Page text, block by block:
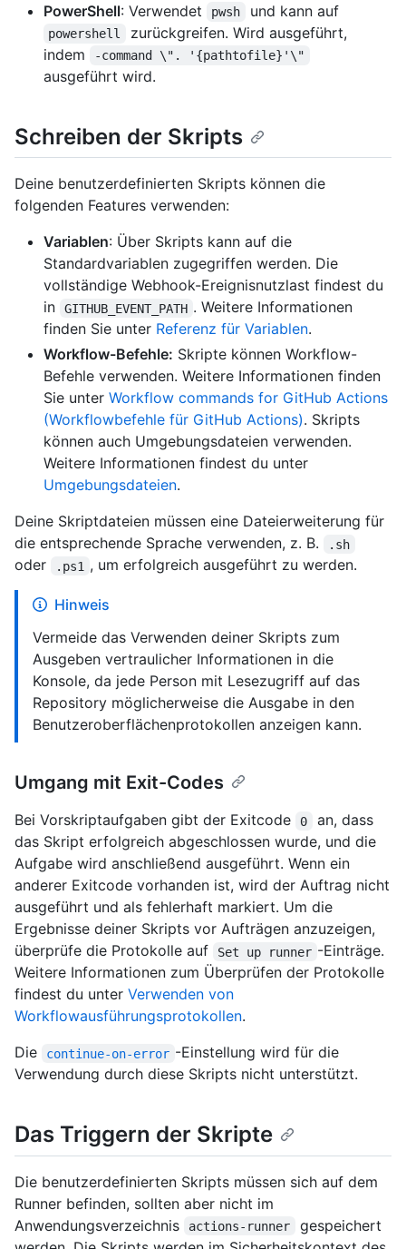
PowerShell: Verwendet pwsh und kann auf
powershell
zurückgreifen. Wird ausgeführt,
indem
-command \". '{pathtofile}'\"
ausgeführt wird.
Schreiben der Skripts
Deine benutzerdefinierten Skripts können die
folgenden Features verwenden:
Variablen: Über Skripts kann auf die
Standardvariablen zugegriffen werden. Die
vollständige Webhook-Ereignisnutzlast findest du
in
GITHUB_EVENT_PATH . Weitere Informationen
finden Sie unter Referenz für Variablen.
Workflow-Befehle: Skripte können Workflow-
Befehle verwenden. Weitere Informationen finden
Sie unter Workflow commands for GitHub Actions
(Workflowbefehle für GitHub Actions). Skripts
können auch Umgebungsdateien verwenden.
Weitere Informationen findest du unter
Umgebungsdateien.
Deine Skriptdateien müssen eine Dateierweiterung für
die entsprechende Sprache verwenden, z. B.
.sh
oder .ps1 , um erfolgreich ausgeführt zu werden.
Hinweis
Vermeide das Verwenden deiner Skripts zum
Ausgeben vertraulicher Informationen in die
Konsole, da jede Person mit Lesezugriff auf das
Repository möglicherweise die Ausgabe in den
Benutzeroberflächenprotokollen anzeigen kann.
Umgang mit Exit-Codes
Bei Vorskriptaufgaben gibt der Exitcode 0
an, dass
das Skript erfolgreich abgeschlossen wurde, und die
Aufgabe wird anschließend ausgeführt. Wenn ein
anderer Exitcode vorhanden ist, wird der Auftrag nicht
ausgeführt und als fehlerhaft markiert. Um die
Ergebnisse deiner Skripts vor Aufträgen anzuzeigen,
überprüfe die Protokolle auf
Set up runner -Einträge.
Weitere Informationen zum Überprüfen der Protokolle
findest du unter Verwenden von
Workflowausführungsprotokollen.
Die
continue-on-error -Einstellung wird für die
Verwendung durch diese Skripts nicht unterstützt.
Das Triggern der Skripte
Die benutzerdefinierten Skripts müssen sich auf dem
Runner befinden, sollten aber nicht im
Anwendungsverzeichnis
actions-runner
gespeichert